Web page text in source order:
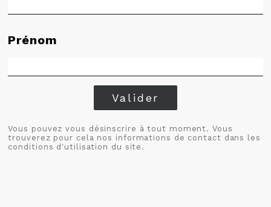
Prénom
Valider
Vous pouvez vous désinscrire à tout moment. Vous
trouverez pour cela nos informations de contact dans les
conditions d'utilisation du site.